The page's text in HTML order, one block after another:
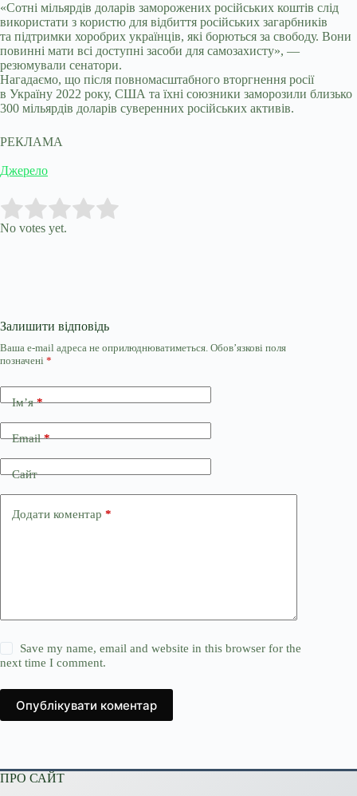
«Сотні мільярдів доларів заморожених російських коштів слід
використати з користю для відбиття російських загарбників
та підтримки хоробрих українців, які борються за свободу. Вони
повинні мати всі доступні засоби для самозахисту», —
резюмували сенатори.
Нагадаємо, що після повномасштабного вторгнення росії
в Україну 2022 року, США та їхні союзники заморозили близько
300 мільярдів доларів суверенних російських активів.
РЕКЛАМА
Джерело
Rate this item:
No votes yet.
Залишити відповідь
Ваша e-mail адреса не оприлюднюватиметься. Обов’язкові поля
позначені *
Ім’я*
Email*
Сайт
Додати коментар *
Save my name, email and website in this browser for the
next time I comment.
Опублікувати коментар
ПРО САЙТ